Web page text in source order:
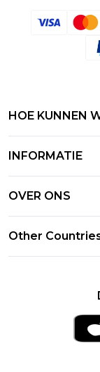
HOE KUNNEN
Retourneer uw
Retourbeleid –
Maatgids
INFORMATIE
Klarna
PayPal
OVER ONS
Other